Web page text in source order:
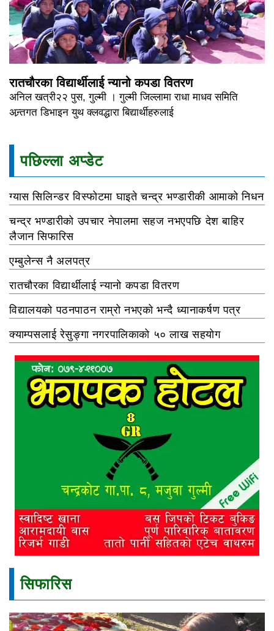
रातचौरका विद्यार्थीलाई न्यानो कपडा वितरण
अनिल खत्री२२ पुस, गुल्मी । गुल्मी जिल्लामा राधा माधव समिति
अन्र्तगत डिभाइन युथ क्लवद्धारा बिद्यार्थीहरुलाई
पछिल्ला अप्डेट
ग्यास सिलिन्डर विस्फोटमा घाइते चन्द्र भण्डारीकी आमाको निधन
चन्द्र भण्डारीको उपचार नेपालमा सहज नभएपछि देश बाहिर
लैजान सिफारिस
एम्बुलेन्स नै अलपत्र
रातचौरका विद्यार्थीलाई न्यानो कपडा वितरण
विद्यालयको पठनपाठन राम्रो नभएको भन्दै ध्यानाकर्षण पत्र
क्याम्पसलाई रेसुङ्गा नगरपालिकाको ५० लाख सहयोग
सिफारिस